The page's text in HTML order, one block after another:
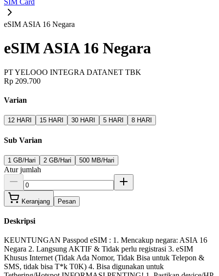
SIM Card
eSIM ASIA 16 Negara
eSIM ASIA 16 Negara
PT YELOOO INTEGRA DATANET TBK
Rp 209.700
Varian
12 HARI 15 HARI 30 HARI 5 HARI 8 HARI
Sub Varian
1 GB/Hari 2 GB/Hari 500 MB/Hari
Atur jumlah
Keranjang Pesan
Deskripsi
KEUNTUNGAN Passpod eSIM : 1. Mencakup negara: ASIA 16
Negara 2. Langsung AKTIF & Tidak perlu registrasi 3. eSIM
Khusus Internet (Tidak Ada Nomor, Tidak Bisa untuk Telepon &
SMS, tidak bisa T*k T0K) 4. Bisa digunakan untuk